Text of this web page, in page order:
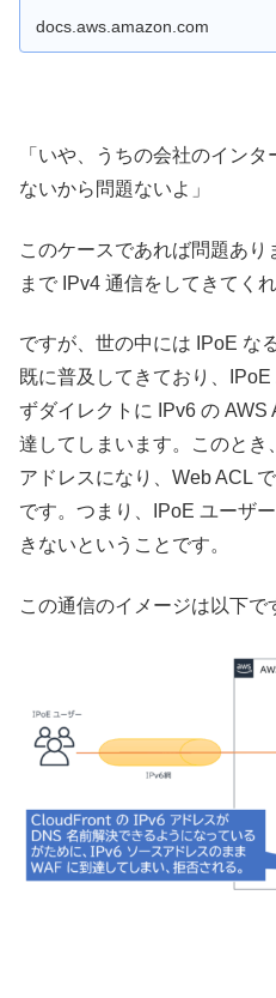
docs.aws.amazon.com
「いや、うちの会社のイン
ないから問題ないよ」
このケースであれば問題あ
まで IPv4 通信をしてきてく
ですが、世の中には IPoE な
既に普及してきており、
ずダイレクトに IPv6 の AWS
達してしまいます。このとき
アドレスになり、Web ACL
です。つまり、IPoE ユーザ
きないということです。
この通信のイメージは以下で